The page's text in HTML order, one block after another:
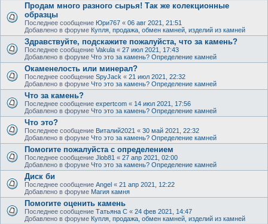
Продам много разного сырья! Так же колекционные
образцы
Последнее сообщение Юри767 « 06 авг 2021, 21:51
Добавлено в форуме Купля, продажа, обмен камней, изделий из камней
Здравствуйте, подскажите пожалуйста, что за камень?
Последнее сообщение Vakula « 27 июл 2021, 17:43
Добавлено в форуме Что это за камень? Определение камней
Окаменелость или минерал?
Последнее сообщение SpyJack « 21 июл 2021, 22:32
Добавлено в форуме Что это за камень? Определение камней
Что за камень?
Последнее сообщение expertcom « 14 июл 2021, 17:56
Добавлено в форуме Что это за камень? Определение камней
Что это?
Последнее сообщение Виталий2021 « 30 май 2021, 22:32
Добавлено в форуме Что это за камень? Определение камней
Помогите пожалуйста с определением
Последнее сообщение Jlob81 « 27 апр 2021, 02:00
Добавлено в форуме Что это за камень? Определение камней
Диск би
Последнее сообщение Angel « 21 апр 2021, 12:22
Добавлено в форуме Магия камня
Помогите оценить камень
Последнее сообщение Татьяна С « 24 фев 2021, 14:47
Добавлено в форуме Купля, продажа, обмен камней, изделий из камней